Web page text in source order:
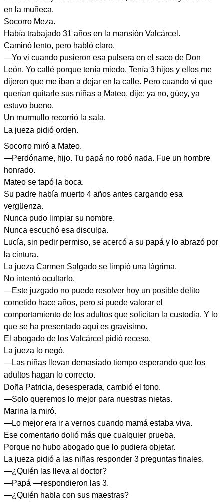
en la muñeca.
Socorro Meza.
Había trabajado 31 años en la mansión Valcárcel.
Caminó lento, pero habló claro.
—Yo vi cuando pusieron esa pulsera en el saco de Don
León. Yo callé porque tenía miedo. Tenía 3 hijos y ellos me
dijeron que me iban a dejar en la calle. Pero cuando vi que
querían quitarle sus niñas a Mateo, dije: ya no, güey, ya
estuvo bueno.
Un murmullo recorrió la sala.
La jueza pidió orden.
Socorro miró a Mateo.
—Perdóname, hijo. Tu papá no robó nada. Fue un hombre
honrado.
Mateo se tapó la boca.
Su padre había muerto 4 años antes cargando esa
vergüenza.
Nunca pudo limpiar su nombre.
Nunca escuchó esa disculpa.
Lucía, sin pedir permiso, se acercó a su papá y lo abrazó por
la cintura.
La jueza Carmen Salgado se limpió una lágrima.
No intentó ocultarlo.
—Este juzgado no puede resolver hoy un posible delito
cometido hace años, pero sí puede valorar el
comportamiento de los adultos que solicitan la custodia. Y lo
que se ha presentado aquí es gravísimo.
El abogado de los Valcárcel pidió receso.
La jueza lo negó.
—Las niñas llevan demasiado tiempo esperando que los
adultos hagan lo correcto.
Doña Patricia, desesperada, cambió el tono.
—Solo queremos lo mejor para nuestras nietas.
Marina la miró.
—Lo mejor era ir a vernos cuando mamá estaba viva.
Ese comentario dolió más que cualquier prueba.
Porque no hubo abogado que lo pudiera objetar.
La jueza pidió a las niñas responder 3 preguntas finales.
—¿Quién las lleva al doctor?
—Papá —respondieron las 3.
—¿Quién habla con sus maestras?